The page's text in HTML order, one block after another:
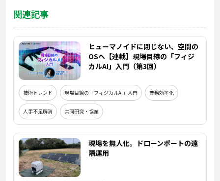
関連記事
ヒューマノイドに閉じない、空間の
OSへ【連載】現場目線の「フィジ
カルAI」入門（第3回）
技術トレンド 現場目線の「フィジカルAI」入門 業務効率化
人手不足解消 共同研究・協業
現場を無人化。ドローンポートの遠
隔運用